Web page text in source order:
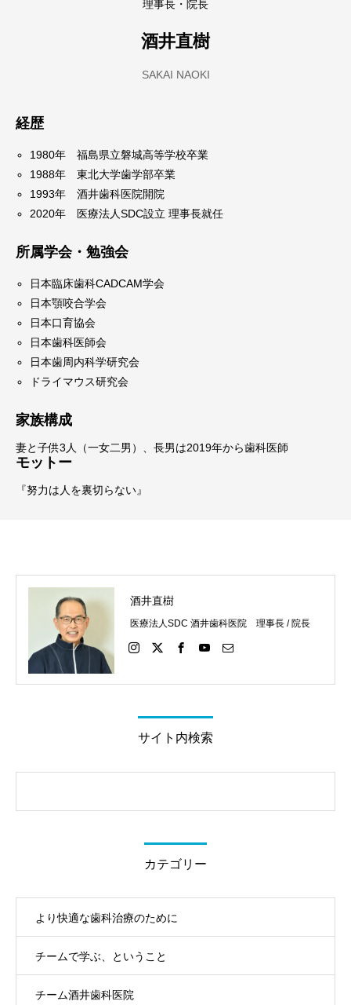
理事長・院長
酒井直樹
SAKAI NAOKI
経歴
1980年 福島県立磐城高等学校卒業
1988年 東北大学歯学部卒業
1993年 酒井歯科医院開院
2020年 医療法人SDC設立 理事長就任
所属学会・勉強会
日本臨床歯科CADCAM学会
日本顎咬合学会
日本口育協会
日本歯科医師会
日本歯周内科学研究会
ドライマウス研究会
家族構成
妻と子供3人（一女二男）、長男は2019年から歯科医師
モットー
『努力は人を裏切らない』
酒井直樹
医療法人SDC 酒井歯科医院 理事長 / 院長
サイト内検索
カテゴリー
より快適な歯科治療のために
チームで学ぶ、ということ
チーム酒井歯科医院